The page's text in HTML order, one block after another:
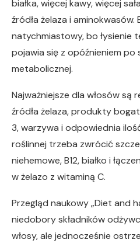
białka, więcej kawy, więcej
źródła żelaza i
natychmiastowy, bo łysienie
pojawia się z opóźnieniem po
metabolicznej.
Najważniejsze dla włosów są
źródła żelaza, produkty
3, warzywa i odpowiednia
roślinnej trzeba zwrócić
niehemowe, B12, białko i
w żelazo z witaminą C.
Przegląd naukowy „Diet and
niedobory składników
włosy, ale jednocześnie